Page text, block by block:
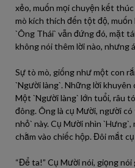
xẻo, muốn mọi chuyện kết
mò kích thích đến tột độ, muốn
`Ông Thái` vẫn đứng đó, mặt
không nói thêm lời nào, nhưng
Sự tò mò, giống như một con
`Người làng`. Những lời khuyên
Một `Người làng` lớn tuổi, râu
đông. Ông là cụ Mười, người
nhỏ` này. Cụ Mười nhìn
chằm vào chiếc hộp. Đôi mắt
“Để ta!” Cụ Mười nói, giọng